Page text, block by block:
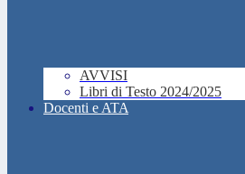
AVVISI
Libri di Testo 2024/2025
Docenti e ATA